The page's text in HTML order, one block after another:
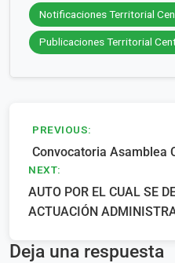
Notificaciones Territorial
Publicaciones Territorial
Navegación
de
entradas
PREVIOUS:
Convocatoria Asamblea
NEXT:
AUTO POR EL CUAL SE
ACTUACIÓN
Deja una respuesta